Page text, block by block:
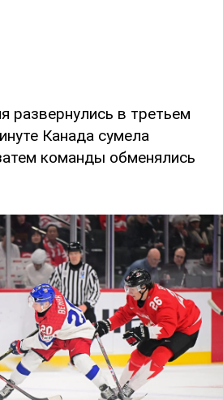
развернулись в третьем
Канада сумела
команды обменялись